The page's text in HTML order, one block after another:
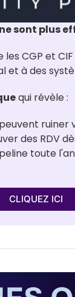
sont plus
CGP et
et à des
qui révèle :
des RDV
toute
CLIQUEZ ICI